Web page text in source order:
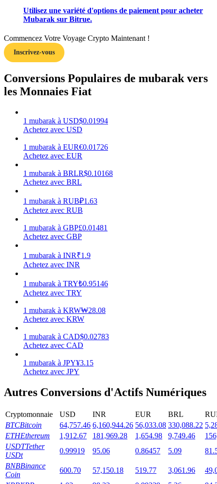
Apprenez à rester rentable
Cochon de puissance
Jalonnement
Des rendements élevés et un accès instantané
Launchpool
Staking flexible pour gagner des jetons populaires
Utilisez une variété d'options de paiement pour acheter
Mubarak sur Bitrue.
Commencez Votre Voyage Crypto Maintenant !
Inscrivez-vous
Conversions Populaires de mubarak vers
les Monnaies Fiat
1 mubarak à USD$0.01994
Achetez avec USD
1 mubarak à EUR€0.01726
Achetez avec EUR
1 mubarak à BRLR$0.10168
Achetez avec BRL
1 mubarak à RUB₽1.63
Achetez avec RUB
1 mubarak à GBP£0.01481
Achetez avec GBP
1 mubarak à INR₹1.9
Achetez avec INR
1 mubarak à TRY₺0.95146
Achetez avec TRY
1 mubarak à KRW₩28.08
Achetez avec KRW
1 mubarak à CAD$0.02783
Achetez avec CAD
1 mubarak à JPY¥3.15
Achetez avec JPY
Autres Conversions d'Actifs Numériques
Cryptomonnaie USD INR EUR BRL
BTCBitcoin 64,757.46 6,160,944.26 56,033.08 330,088.22
ETHEthereum 1,912.67 181,969.28 1,654.98 9,749.46
USDTTether
USDt
0.99919 95.06 0.86457 5.09
BNBBinance
Coin
600.70 57,150.18 519.77 3,061.96